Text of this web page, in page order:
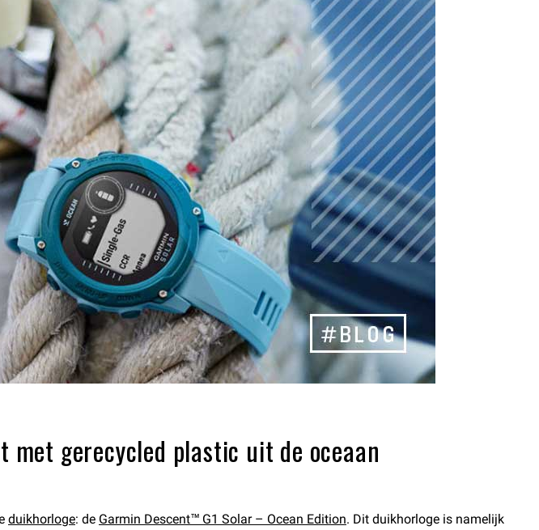
met gerecycled plastic uit de oceaan
duikhorloge: de Garmin Descent™ G1 Solar – Ocean Edition. Dit duikhorloge is namelijk